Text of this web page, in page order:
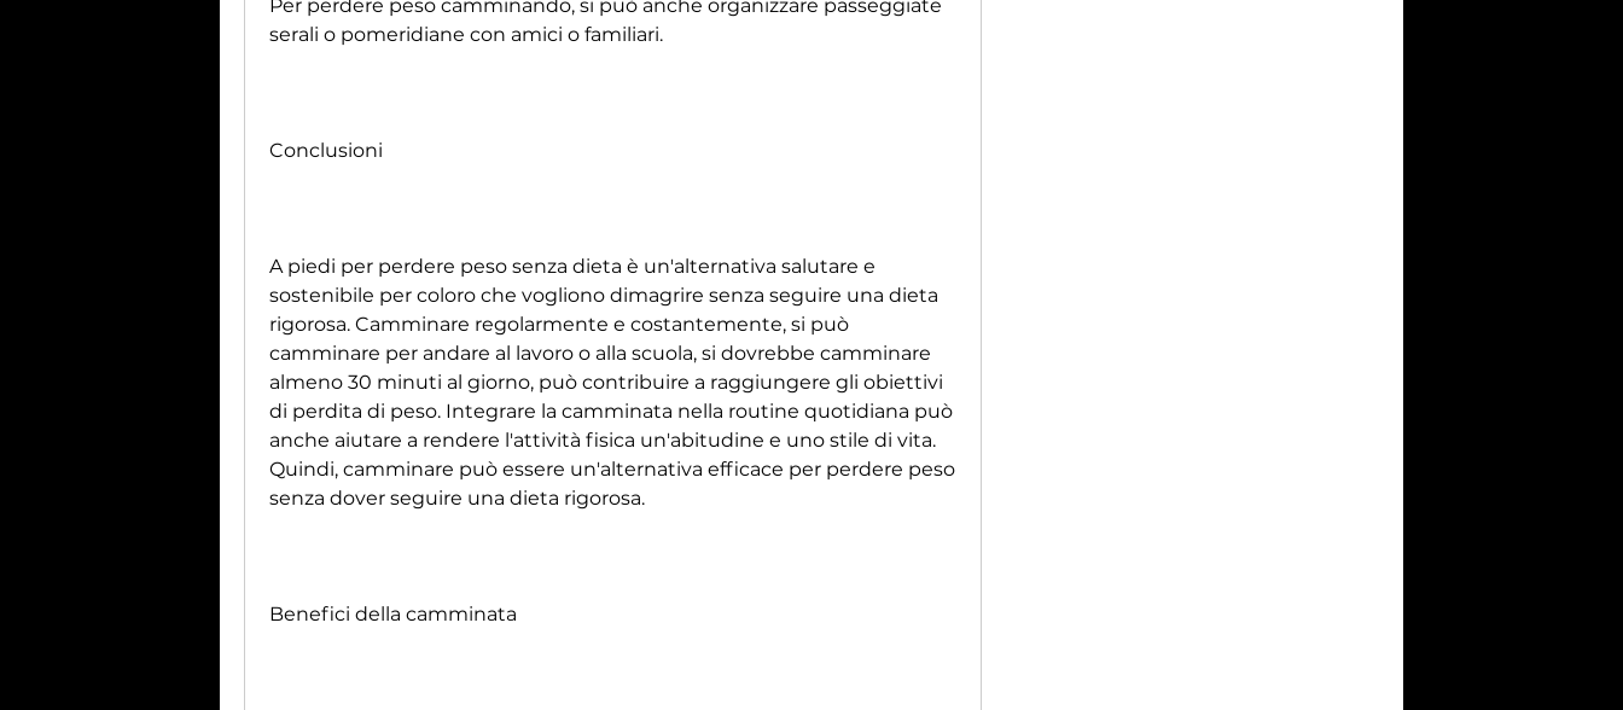
Per perdere peso camminando, si può anche organizzare passeggiate
serali o pomeridiane con amici o familiari.
Conclusioni
A piedi per perdere peso senza dieta è un'alternativa salutare e
sostenibile per coloro che vogliono dimagrire senza seguire una dieta
rigorosa. Camminare regolarmente e costantemente, si può
camminare per andare al lavoro o alla scuola, si dovrebbe camminare
almeno 30 minuti al giorno, può contribuire a raggiungere gli obiettivi
di perdita di peso. Integrare la camminata nella routine quotidiana può
anche aiutare a rendere l'attività fisica un'abitudine e uno stile di vita.
Quindi, camminare può essere un'alternativa efficace per perdere peso
senza dover seguire una dieta rigorosa.
Benefici della camminata